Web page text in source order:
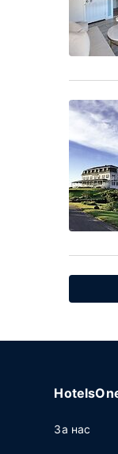
За нас